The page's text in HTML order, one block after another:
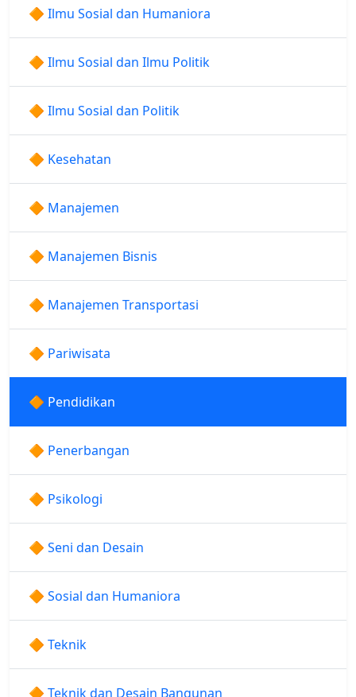
🔶 Ilmu Sosial dan Humaniora
🔶 Ilmu Sosial dan Ilmu Politik
🔶 Ilmu Sosial dan Politik
🔶 Kesehatan
🔶 Manajemen
🔶 Manajemen Bisnis
🔶 Manajemen Transportasi
🔶 Pariwisata
🔶 Pendidikan
🔶 Penerbangan
🔶 Psikologi
🔶 Seni dan Desain
🔶 Sosial dan Humaniora
🔶 Teknik
🔶 Teknik dan Desain Bangunan